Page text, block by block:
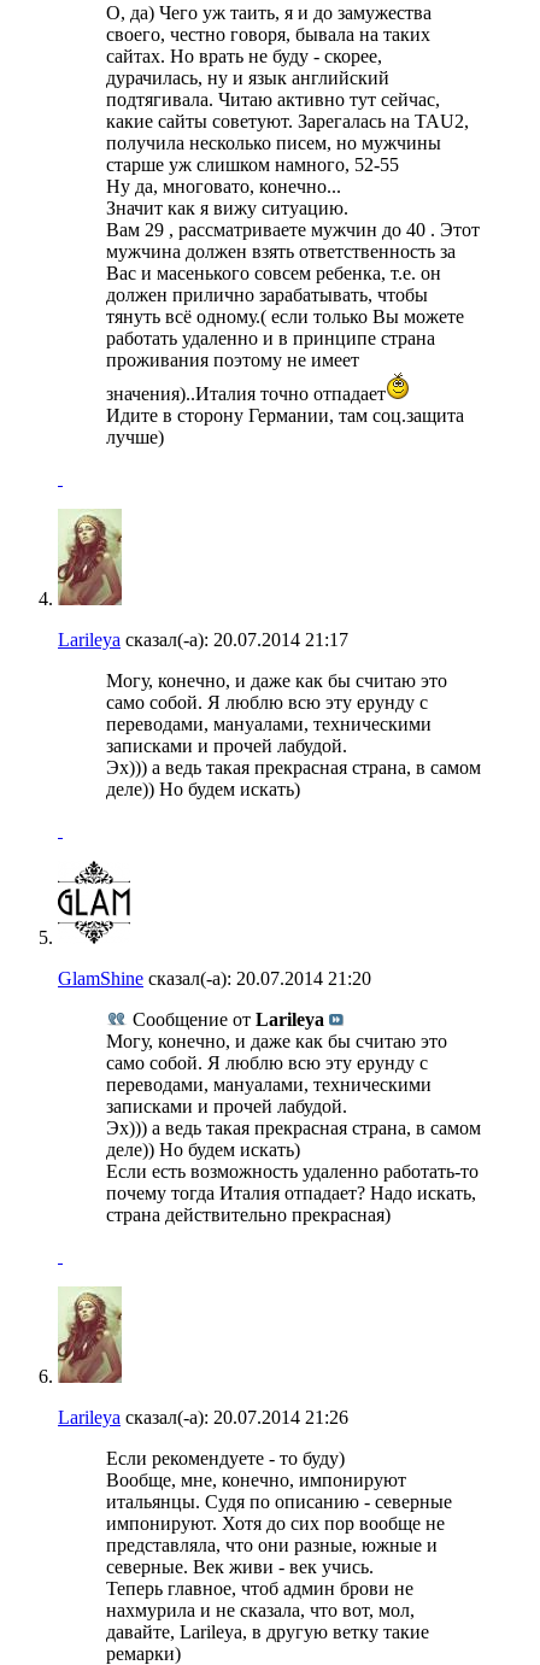
О, да) Чего уж таить, я и до замужества
своего, честно говоря, бывала на таких
сайтах. Но врать не буду - скорее,
дурачилась, ну и язык английский
подтягивала. Читаю активно тут сейчас,
какие сайты советуют. Зарегалась на TAU2,
получила несколько писем, но мужчины
старше уж слишком намного, 52-55
Ну да, многовато, конечно...
Значит как я вижу ситуацию.
Вам 29 , рассматриваете мужчин до 40 . Этот
мужчина должен взять ответственность за
Вас и масенького совсем ребенка, т.е. он
должен прилично зарабатывать, чтобы
тянуть всё одному.( если только Вы можете
работать удаленно и в принципе страна
проживания поэтому не имеет
значения)..Италия точно отпадает
Идите в сторону Германии, там соц.защита
лучше)
Larileya сказал(-а): 20.07.2014 21:17
Могу, конечно, и даже как бы считаю это
само собой. Я люблю всю эту ерунду с
переводами, мануалами, техническими
записками и прочей лабудой.
Эх))) а ведь такая прекрасная страна, в самом
деле)) Но будем искать)
GlamShine сказал(-а): 20.07.2014 21:20
Сообщение от Larileya
Могу, конечно, и даже как бы считаю это
само собой. Я люблю всю эту ерунду с
переводами, мануалами, техническими
записками и прочей лабудой.
Эх))) а ведь такая прекрасная страна, в самом
деле)) Но будем искать)
Если есть возможность удаленно работать-то
почему тогда Италия отпадает? Надо искать,
страна действительно прекрасная)
Larileya сказал(-а): 20.07.2014 21:26
Если рекомендуете - то буду)
Вообще, мне, конечно, импонируют
итальянцы. Судя по описанию - северные
импонируют. Хотя до сих пор вообще не
представляла, что они разные, южные и
северные. Век живи - век учись.
Теперь главное, чтоб админ брови не
нахмурила и не сказала, что вот, мол,
давайте, Larileya, в другую ветку такие
ремарки)